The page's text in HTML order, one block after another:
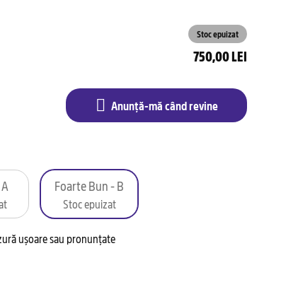
Stoc epuizat
750,00 LEI
Anunță-mă când revine
Foarte Bun - B
Stoc epuizat
ușoare sau pronunțate